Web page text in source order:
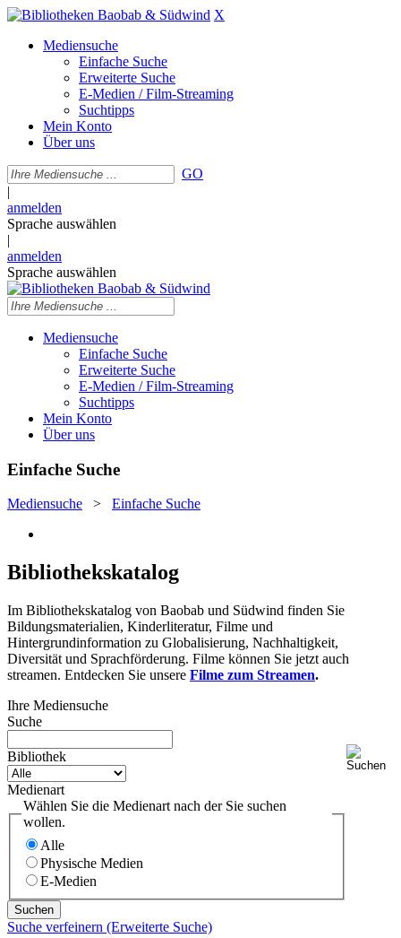
X
Mediensuche
Einfache Suche
Erweiterte Suche
E-Medien / Film-Streaming
Suchtipps
Mein Konto
Über uns
GO
|
anmelden
Sprache auswählen
|
anmelden
Sprache auswählen
Mediensuche
Einfache Suche
Erweiterte Suche
E-Medien / Film-Streaming
Suchtipps
Mein Konto
Über uns
Einfache Suche
Mediensuche > Einfache Suche
Bibliothekskatalog
Im Bibliothekskatalog von Baobab und Südwind finden Sie
Bildungsmaterialien, Kinderliteratur, Filme und
Hintergrundinformation zu Globalisierung, Nachhaltigkeit,
Diversität und Sprachförderung. Filme können Sie jetzt auch
streamen. Entdecken Sie unsere Filme zum Streamen.
Ihre Mediensuche
Suche
Bibliothek
Medienart
Wählen Sie die Medienart nach der Sie suchen
wollen.
Alle
Physische Medien
E-Medien
Suche verfeinern (Erweiterte Suche)